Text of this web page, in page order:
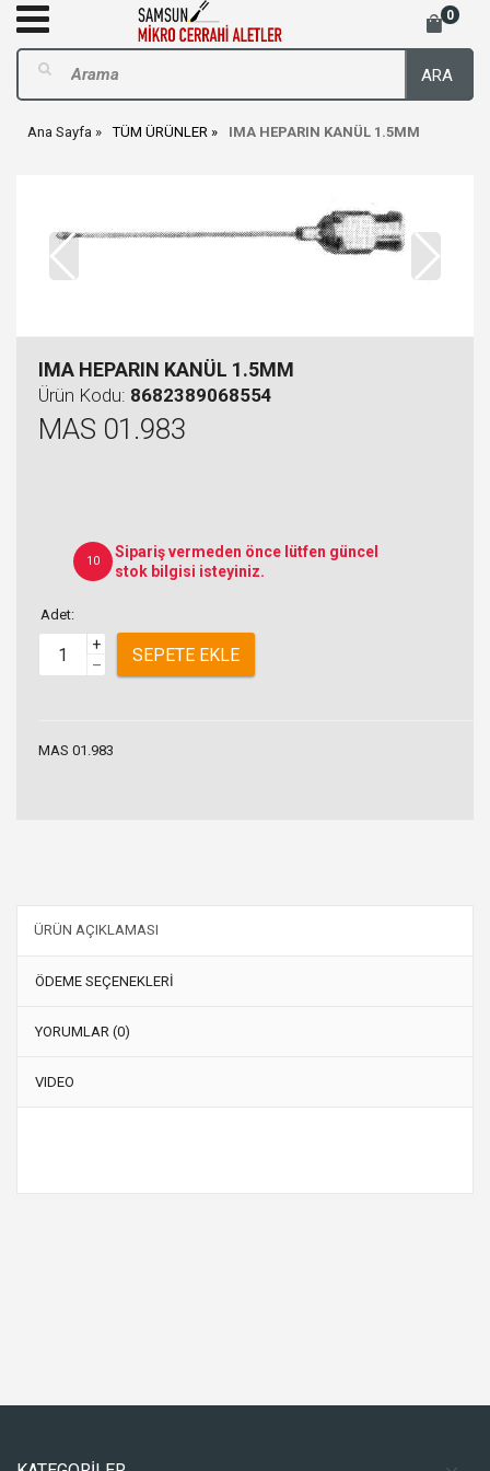
0
ARA
Ana Sayfa TÜM ÜRÜNLER IMA HEPARIN KANÜL 1.5MM
IMA HEPARIN KANÜL 1.5MM
Ürün Kodu: 8682389068554
MAS 01.983
10
Sipariş vermeden önce lütfen güncel
stok bilgisi isteyiniz.
Adet:
+
–
SEPETE EKLE
MAS 01.983
ÜRÜN AÇIKLAMASI
ÖDEME SEÇENEKLERİ
YORUMLAR (0)
VIDEO